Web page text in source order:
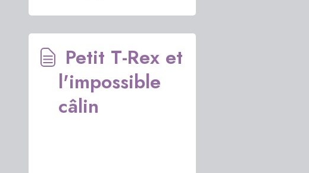
Petit T-Rex et
l'impossible
câlin